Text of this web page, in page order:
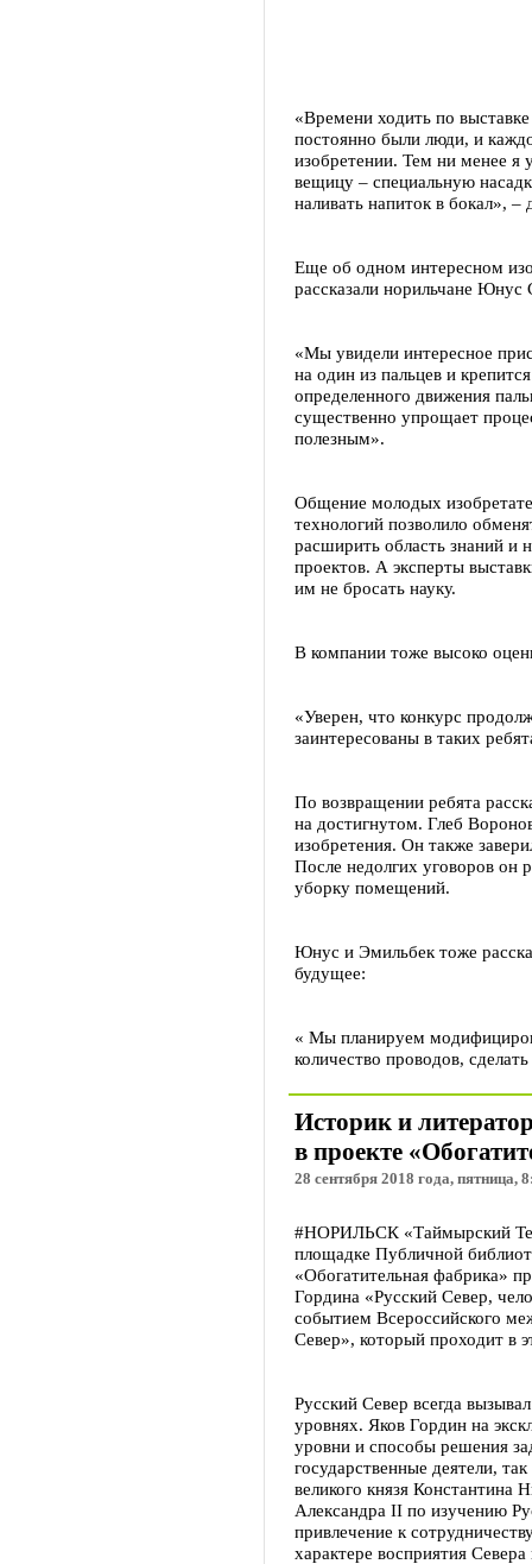
«Времени ходить по
постоянно были люди, и
изобретении. Тем ни менее я
вещицу – специальную
наливать напиток в бокал»,
Еще об одном интересном
рассказали норильчане
«Мы увидели интересное
на один из пальцев и
определенного движения
существенно упрощает
полезным».
Общение молодых
технологий позволило
расширить область знаний и
проектов. А эксперты
им не бросать науку.
В компании тоже высоко
«Уверен, что конкурс
заинтересованы в таких
По возвращении ребята
на достигнутом. Глеб
изобретения. Он также
После недолгих уговоров он
уборку помещений.
Юнус и Эмильбек тоже
будущее:
« Мы планируем
количество проводов,
Историк и
в проекте
28 сентября 2018 года, пятница,
#НОРИЛЬСК «Таймырский
площадке Публичной
«Обогатительная фабрика»
Гордина «Русский Север,
событием Всероссийского
Север», который проходит в
Русский Север всегда
уровнях. Яков Гордин на
уровни и способы решения
государственные деятели,
великого князя Константина
Александра II по изучению
привлечение к
характере восприятия